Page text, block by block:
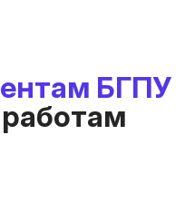
БГПУ